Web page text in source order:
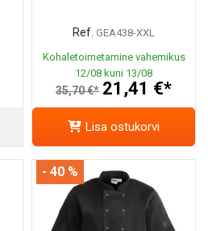
Ref. GEA438-XXL
Kohaletoimetamine vahemikus
12/08 kuni 13/08
35,70 €* 21,41 €*
Lisa ostukorvi
- 40 %